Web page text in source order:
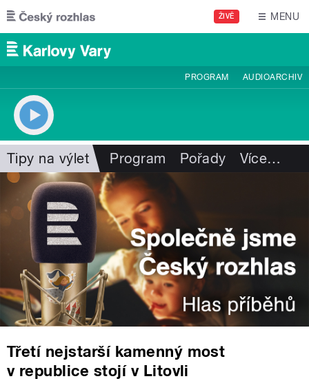
Přejít k hlavnímu obsahu
ŽIVĚ MENU
PROGRAM AUDIOARCHIV
Tipy na výlet Program Pořady Více…
Třetí nejstarší kamenný most
v republice stojí v Litovli